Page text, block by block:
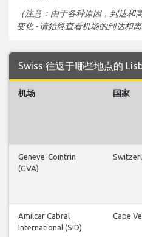
（注意：由于各种原因，到达和
变化 - 请始终查看机场的到达和离
Swiss 往返于哪些地点的
机场 国家
Geneve-Cointrin
(GVA)
Amilcar Cabral
International (SID)
Cape